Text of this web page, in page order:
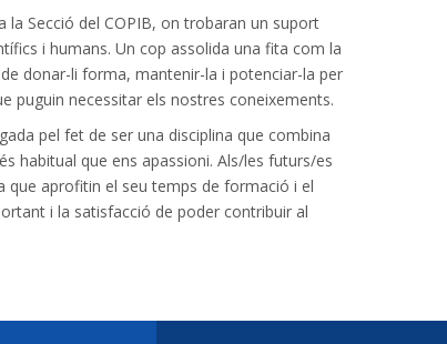
Secció del COPIB, on trobaran un suport
i humans. Un cop assolida una fita com la
donar-li forma, mantenir-la i potenciar-la per
puguin necessitar els nostres coneixements.
pel fet de ser una disciplina que combina
habitual que ens apassioni. Als/les futurs/es
que aprofitin el seu temps de formació i el
i la satisfacció de poder contribuir al